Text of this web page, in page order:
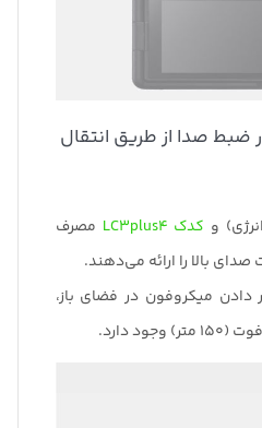
ضبط صدا از طریق انتقال
کدک LC3plus4
مصرف
بالا را ارائه می‌دهند.
دادن میکروفون در فضای باز،